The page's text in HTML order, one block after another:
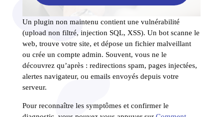
Un plugin non maintenu contient une vulnérabilité
(upload non filtré, injection SQL, XSS). Un bot scanne le
web, trouve votre site, et dépose un fichier malveillant
ou crée un compte admin. Souvent, vous ne le
découvrez qu’après : redirections spam, pages injectées,
alertes navigateur, ou emails envoyés depuis votre
serveur.
Pour reconnaître les symptômes et confirmer le